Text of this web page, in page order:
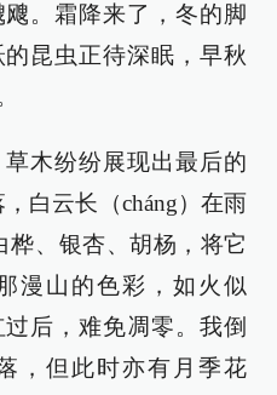
。霜降来了，冬的脚
昆虫正待深眠，早秋
木纷纷展现出最后的
白云长（cháng）在雨
桦‌、银杏、胡杨，将它
漫山的色彩，如火似
后，难免凋零。我倒
，但此时亦有月季花